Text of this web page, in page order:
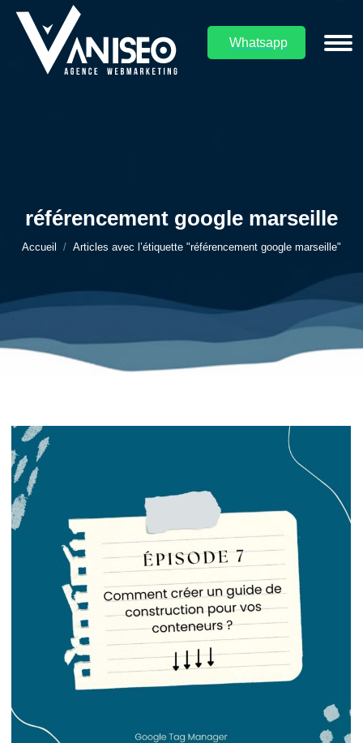
Whatsapp
référencement google marseille
Vous êtes ici :
Accueil Articles avec l’étiquette "référencement google marseille"